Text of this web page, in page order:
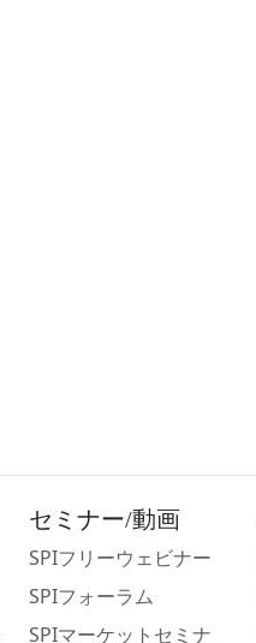
セミナー/動画
SPIフリーウェビナー
SPIフォーラム
SPIマーケットセミナ